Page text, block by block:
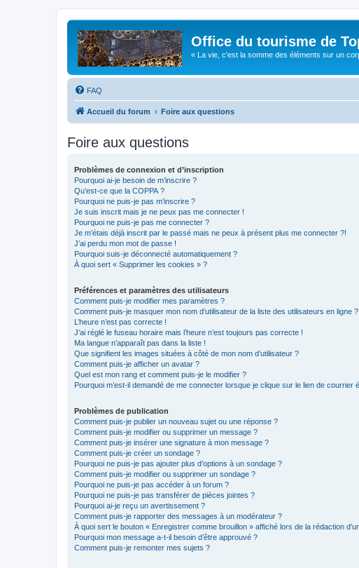
Office du tourisme de
« La vie, c'est la somme des éléments sur un
FAQ
Accueil du forum Foire aux questions
Foire aux questions
Problèmes de connexion et d’inscription
Pourquoi ai-je besoin de m’inscrire ?
Qu’est-ce que la COPPA ?
Pourquoi ne puis-je pas m’inscrire ?
Je suis inscrit mais je ne peux pas me connecter !
Pourquoi ne puis-je pas me connecter ?
Je m’étais déjà inscrit par le passé mais ne peux à présent plus me connecter ?!
J’ai perdu mon mot de passe !
Pourquoi suis-je déconnecté automatiquement ?
À quoi sert « Supprimer les cookies » ?
Préférences et paramètres des utilisateurs
Comment puis-je modifier mes paramètres ?
Comment puis-je masquer mon nom d’utilisateur de la liste des utilisateurs en ligne ?
L’heure n’est pas correcte !
J’ai réglé le fuseau horaire mais l’heure n’est toujours pas correcte !
Ma langue n’apparaît pas dans la liste !
Que signifient les images situées à côté de mon nom d’utilisateur ?
Comment puis-je afficher un avatar ?
Quel est mon rang et comment puis-je le modifier ?
Pourquoi m’est-il demandé de me connecter lorsque je clique sur le lien de courrier
Problèmes de publication
Comment puis-je publier un nouveau sujet ou une réponse ?
Comment puis-je modifier ou supprimer un message ?
Comment puis-je insérer une signature à mon message ?
Comment puis-je créer un sondage ?
Pourquoi ne puis-je pas ajouter plus d’options à un sondage ?
Comment puis-je modifier ou supprimer un sondage ?
Pourquoi ne puis-je pas accéder à un forum ?
Pourquoi ne puis-je pas transférer de pièces jointes ?
Pourquoi ai-je reçu un avertissement ?
Comment puis-je rapporter des messages à un modérateur ?
À quoi sert le bouton « Enregistrer comme brouillon » affiché lors de la rédaction
Pourquoi mon message a-t-il besoin d’être approuvé ?
Comment puis-je remonter mes sujets ?